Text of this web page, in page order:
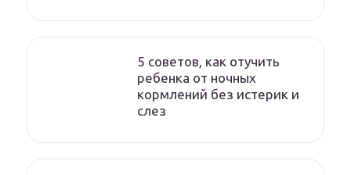
5 советов, как отучить
ребенка от ночных
кормлений без истерик и
слез